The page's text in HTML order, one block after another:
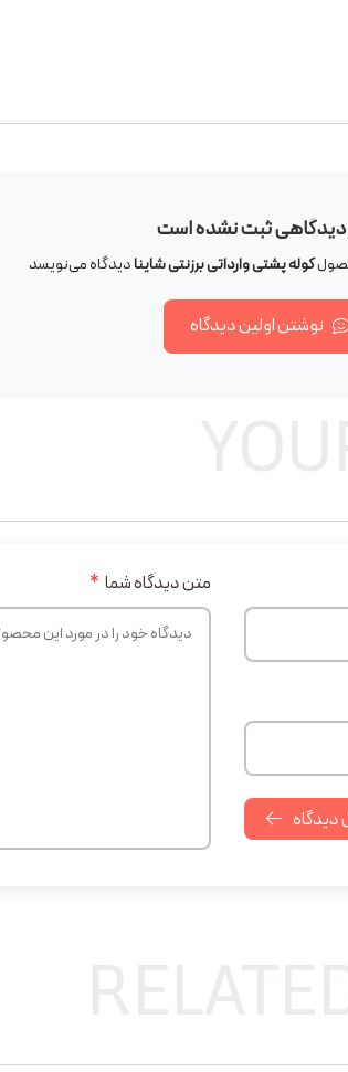
دیدگاهی ثبت نشده است
کوله پشتی وارداتی برزنتی شاینادیدگاه می‌نویسد
نوشتن اولین دیدگاه
دیدگاه
متن دیدگاه شما *